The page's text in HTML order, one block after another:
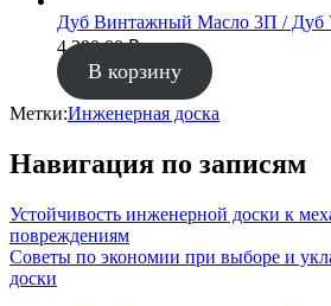
Дуб Винтажный Масло 3П / Дуб
4 290.00₽
В корзину
Метки:Инженерная доска
Навигация по записям
Устойчивость инженерной доски к
повреждениям
Советы по экономии при выборе и
доски